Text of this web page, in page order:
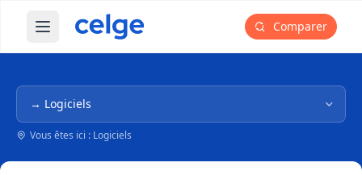
Ouvrir le menu principal Comparer
Navigation dans l'arborescence
Vous êtes ici : Logiciels